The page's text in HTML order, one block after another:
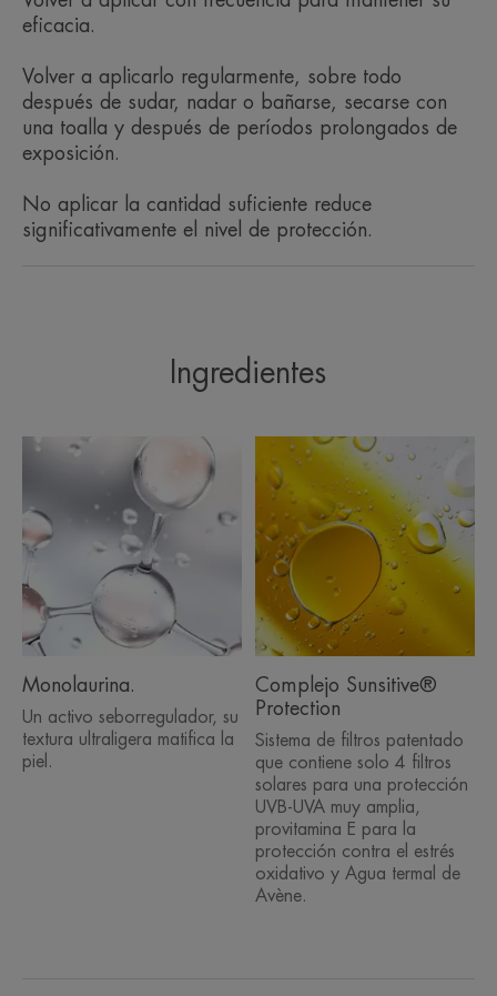
Ventaja
mixtas o grasas, con acción matificante durante 12
horas.
• FOTOPROTECCIÓN SPF 50+.
eficacia.
Volver a aplicarlo regularmente, sobre todo
después de sudar, nadar o bañarse, secarse con
una toalla y después de períodos prolongados de
exposición.
No aplicar la cantidad suficiente reduce
significativamente el nivel de protección.
Ingredientes
Monolaurina.
Un activo seborregulador, su
textura ultraligera matifica la
piel.
Complejo Sunsitive®
Protection
Sistema de filtros patentado
que contiene solo 4 filtros
solares para una protección
UVB-UVA muy amplia,
provitamina E para la
protección contra el estrés
oxidativo y Agua termal de
Avène.